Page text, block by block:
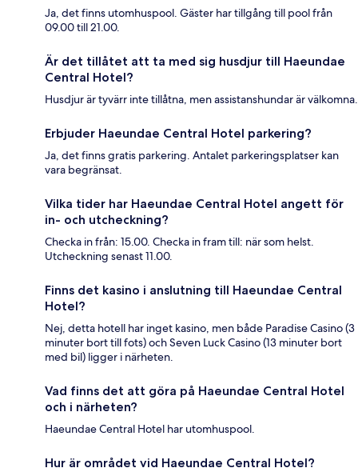
Ja, det finns utomhuspool. Gäster har tillgång till pool från
09.00 till 21.00.
Är det tillåtet att ta med sig husdjur till Haeundae
Central Hotel?
Husdjur är tyvärr inte tillåtna, men assistanshundar är välkomna.
Erbjuder Haeundae Central Hotel parkering?
Ja, det finns gratis parkering. Antalet parkeringsplatser kan
vara begränsat.
Vilka tider har Haeundae Central Hotel angett för
in- och utcheckning?
Checka in från: 15.00. Checka in fram till: när som helst.
Utcheckning senast 11.00.
Finns det kasino i anslutning till Haeundae Central
Hotel?
Nej, detta hotell har inget kasino, men både Paradise Casino (3
minuter bort till fots) och Seven Luck Casino (13 minuter bort
med bil) ligger i närheten.
Vad finns det att göra på Haeundae Central Hotel
och i närheten?
Haeundae Central Hotel har utomhuspool.
Hur är området vid Haeundae Central Hotel?